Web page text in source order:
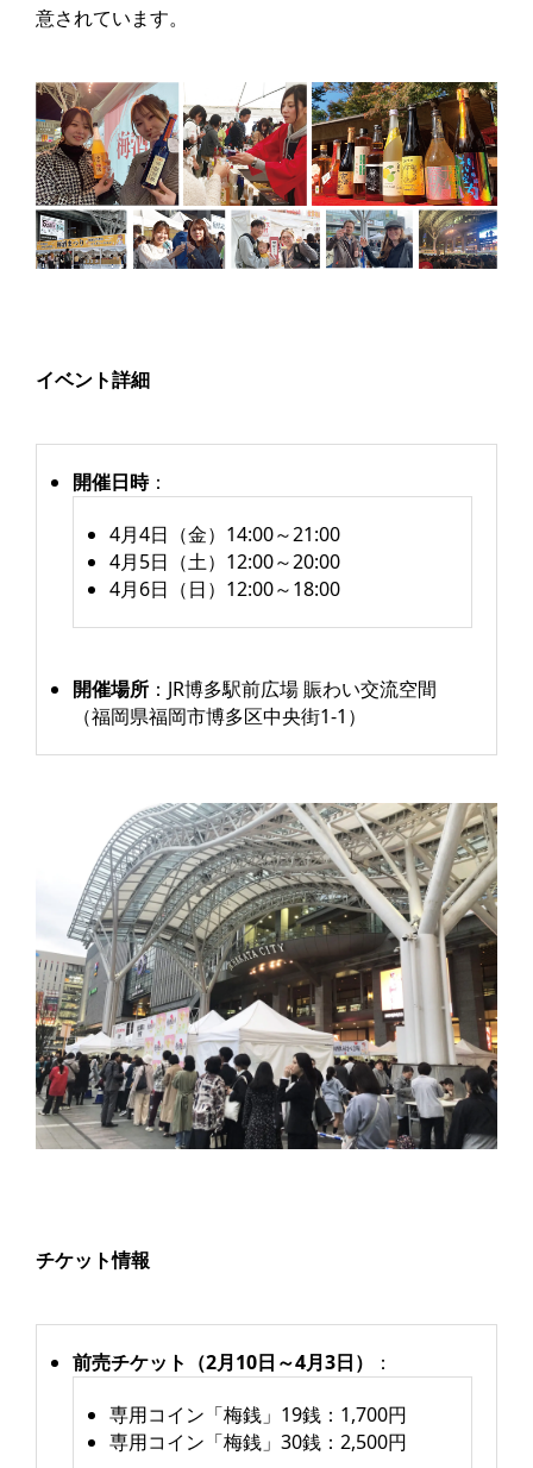
意されています。
イベント詳細
開催日時：
4月4日（金）14:00～21:00
4月5日（土）12:00～20:00
4月6日（日）12:00～18:00
開催場所 ：JR博多駅前広場 賑わい交流空間
（福岡県福岡市博多区中央街1-1）
チケット情報
前売チケット（2月10日～4月3日）
：
専用コイン「梅銭」19銭：1,700円
専用コイン「梅銭」30銭：2,500円